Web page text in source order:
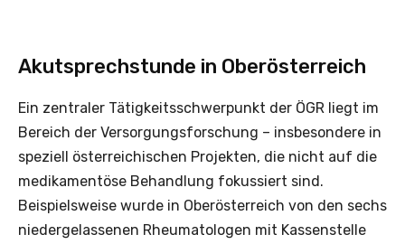
Akutsprechstunde in Oberösterreich
Ein zentraler Tätigkeitsschwerpunkt der ÖGR liegt im
Bereich der Versorgungsforschung – insbesondere in
speziell österreichischen Projekten, die nicht auf die
medikamentöse Behandlung fokussiert sind.
Beispielsweise wurde in Oberösterreich von den sechs
niedergelassenen Rheumatologen mit Kassenstelle